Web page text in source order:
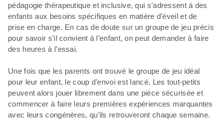
pédagogie thérapeutique et inclusive, qui s’adressent à des
enfants aux besoins spécifiques en matière d’éveil et de
prise en charge. En cas de doute sur un groupe de jeu précis
pour savoir s’il convient à l’enfant, on peut demander à faire
des heures à l’essai.
Une fois que les parents ont trouvé le groupe de jeu idéal
pour leur enfant, le coup d’envoi est lancé. Les tout-petits
peuvent alors jouer librement dans une pièce sécurisée et
commencer à faire leurs premières expériences marquantes
avec leurs congénères, qu’ils retrouveront chaque semaine.